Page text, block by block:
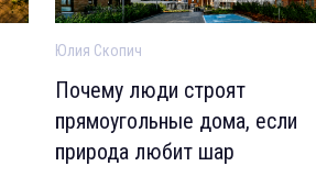
Юлия Скопич
Почему люди строят
прямоугольные дома, если
природа любит шар